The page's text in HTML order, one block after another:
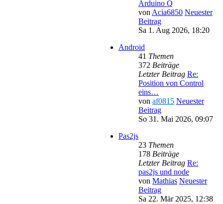
Arduino Q
vonAcia6850 Neuester
Beitrag
Sa 1. Aug 2026, 18:20
Android
41 Themen
372 Beiträge
Letzter Beitrag Re:
Position von Control
eins…
von af0815 Neuester
Beitrag
So 31. Mai 2026, 09:07
Pas2js
23 Themen
178 Beiträge
Letzter Beitrag Re:
pas2js und node
von Mathias Neuester
Beitrag
Sa 22. Mär 2025, 12:38